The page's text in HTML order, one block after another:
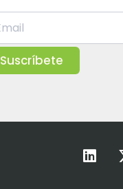
Suscríbete